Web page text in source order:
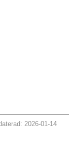
2026-01-14